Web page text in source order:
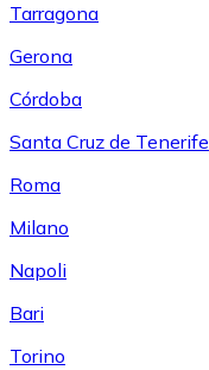
Tarragona
Gerona
Córdoba
Santa Cruz de Tenerife
Roma
Milano
Napoli
Bari
Torino